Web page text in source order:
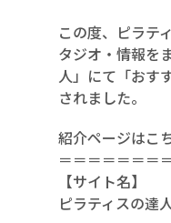
この度、ピラテ
タジオ・情報を
人」にて「おす
されました。
紹介ページはこ
＝＝＝＝＝＝＝
【サイト名】
ピラティスの達